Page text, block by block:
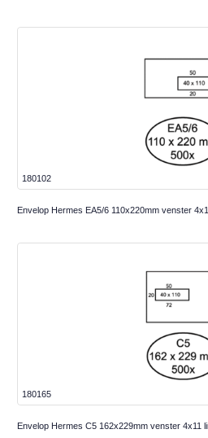
180102
Envelop Hermes EA5/6 110x220mm venster
180165
Envelop Hermes C5 162x229mm venster 4x11